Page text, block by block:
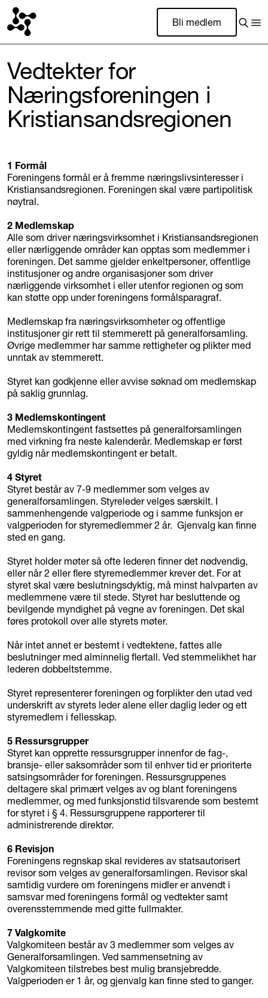
Bli medlem
Vedtekter for
Næringsforeningen i
Kristiansandsregionen
1 Formål
Foreningens formål er å fremme næringslivsinteresser i
Kristiansandsregionen. Foreningen skal være partipolitisk
nøytral.
2 Medlemskap
Alle som driver næringsvirksomhet i Kristiansandsregionen
eller nærliggende områder kan opptas som medlemmer i
foreningen. Det samme gjelder enkeltpersoner, offentlige
institusjoner og andre organisasjoner som driver
nærliggende virksomhet i eller utenfor regionen og som
kan støtte opp under foreningens formålsparagraf.
Medlemskap fra næringsvirksomheter og offentlige
institusjoner gir rett til stemmerett på generalforsamling.
Øvrige medlemmer har samme rettigheter og plikter med
unntak av stemmerett.
Styret kan godkjenne eller avvise søknad om medlemskap
på saklig grunnlag.
3 Medlemskontingent
Medlemskontingent fastsettes på generalforsamlingen
med virkning fra neste kalenderår. Medlemskap er først
gyldig når medlemskontingent er betalt.
4 Styret
Styret består av 7-9 medlemmer som velges av
generalforsamlingen. Styreleder velges særskilt. I
sammenhengende valgperiode og i samme funksjon er
valgperioden for styremedlemmer 2 år. Gjenvalg kan finne
sted en gang.
Styret holder møter så ofte lederen finner det nødvendig,
eller når 2 eller flere styremedlemmer krever det. For at
styret skal være beslutningsdyktig, må minst halvparten av
medlemmene være til stede. Styret har besluttende og
bevilgende myndighet på vegne av foreningen. Det skal
føres protokoll over alle styrets møter.
Når intet annet er bestemt i vedtektene, fattes alle
beslutninger med alminnelig flertall. Ved stemmelikhet har
lederen dobbeltstemme.
Styret representerer foreningen og forplikter den utad ved
underskrift av styrets leder alene eller daglig leder og ett
styremedlem i fellesskap.
5 Ressursgrupper
Styret kan opprette ressursgrupper innenfor de fag-,
bransje- eller saksområder som til enhver tid er prioriterte
satsingsområder for foreningen. Ressursgruppenes
deltagere skal primært velges av og blant foreningens
medlemmer, og med funksjonstid tilsvarende som bestemt
for styret i § 4. Ressursgruppene rapporterer til
administrerende direktør.
6 Revisjon
Foreningens regnskap skal revideres av statsautorisert
revisor som velges av generalforsamlingen. Revisor skal
samtidig vurdere om foreningens midler er anvendt i
samsvar med foreningens formål og vedtekter samt
overensstemmende med gitte fullmakter.
7 Valgkomite
Valgkomiteen består av 3 medlemmer som velges av
Generalforsamlingen. Ved sammensetning av
Valgkomiteen tilstrebes best mulig bransjebredde.
Valgperioden er 1 år, og gjenvalg kan finne sted to ganger.